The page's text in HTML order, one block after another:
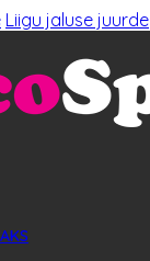
Liigu jaluse juurde